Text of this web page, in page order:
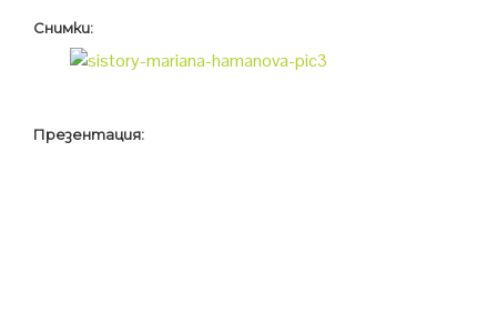
Снимки:
Презентация: